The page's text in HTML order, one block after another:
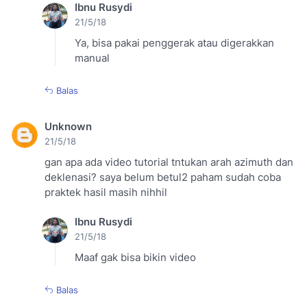
Ibnu Rusydi
21/5/18
Ya, bisa pakai penggerak atau digerakkan
manual
Balas
Unknown
21/5/18
gan apa ada video tutorial tntukan arah azimuth dan
deklenasi? saya belum betul2 paham sudah coba
praktek hasil masih nihhil
Ibnu Rusydi
21/5/18
Maaf gak bisa bikin video
Balas